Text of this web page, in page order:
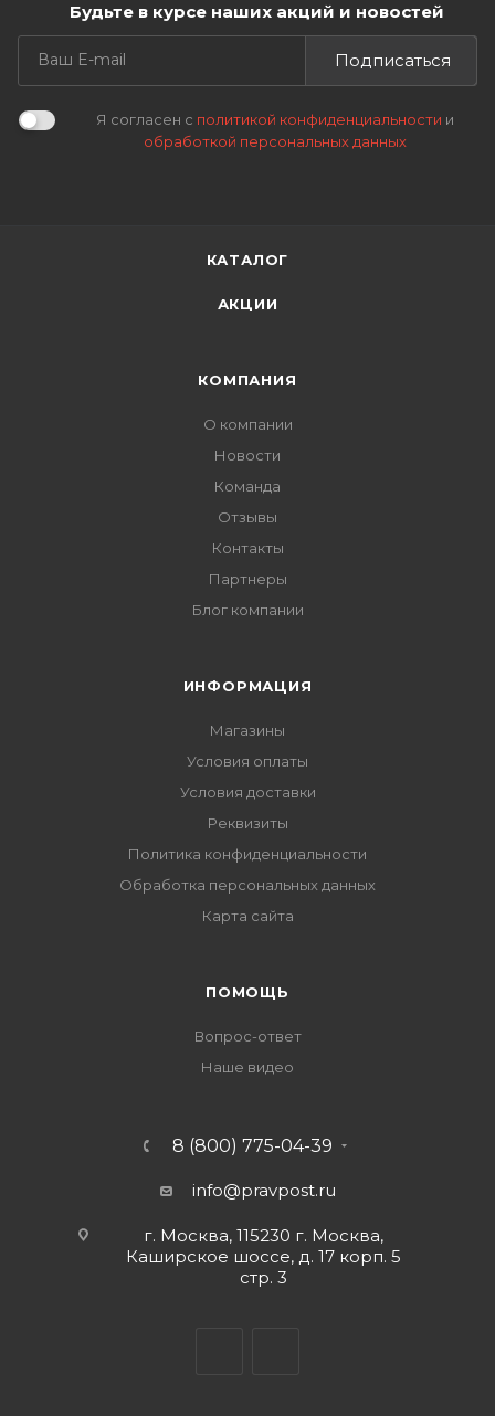
Будьте в курсе наших акций и новостей
Подписаться
Я согласен с политикой конфиденциальности и
обработкой персональных данных
КАТАЛОГ
АКЦИИ
КОМПАНИЯ
О компании
Новости
Команда
Отзывы
Контакты
Партнеры
Блог компании
ИНФОРМАЦИЯ
Магазины
Условия оплаты
Условия доставки
Реквизиты
Политика конфиденциальности
Обработка персональных данных
Карта сайта
ПОМОЩЬ
Вопрос-ответ
Наше видео
8 (800) 775-04-39
info@pravpost.ru
г. Москва, 115230 г. Москва,
Каширское шоссе, д. 17 корп. 5
стр. 3